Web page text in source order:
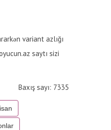
variant azlığı
saytı sizi
Baxış sayı: 7335